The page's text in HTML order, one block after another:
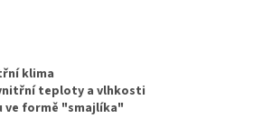
klima
teploty a vlhkosti
ve formě "smajlíka"